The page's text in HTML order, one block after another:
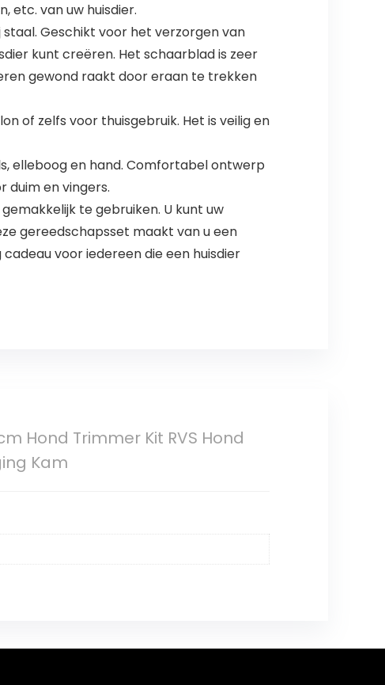
etc. van uw huisdier.
Geschikt voor het verzorgen van
kunt creëren. Het schaarblad is zeer
gewond raakt door eraan te trekken
of zelfs voor thuisgebruik. Het is veilig en
elleboog en hand. Comfortabel ontwerp
duim en vingers.
te gebruiken. U kunt uw
gereedschapsset maakt van u een
voor iedereen die een huisdier
Hond Trimmer Kit RVS Hond
Kam